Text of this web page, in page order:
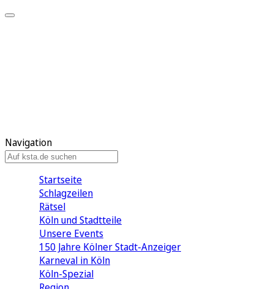
Navigation
Startseite
Schlagzeilen
Rätsel
Köln und Stadtteile
Unsere Events
150 Jahre Kölner Stadt-Anzeiger
Karneval in Köln
Köln-Spezial